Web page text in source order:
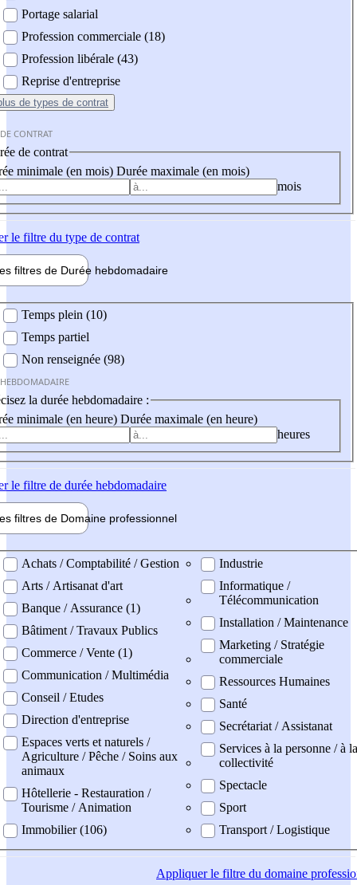
Portage salarial
Profession commerciale (18)
Profession libérale (43)
Reprise d'entreprise
de types de contrat
CONTRAT
de contrat
minimale (en mois) Durée maximale (en mois)
mois
le filtre du type de contrat
filtres de Durée hebdomadaire
Temps plein (10)
Temps partiel
Non renseignée (98)
la durée hebdomadaire :
minimale (en heure) Durée maximale (en heure)
heures
le filtre de durée hebdomadaire
filtres de Domaine professionnel
professionel
Achats / Comptabilité / Gestion
Arts / Artisanat d'art
Banque / Assurance (1)
Bâtiment / Travaux Publics
Commerce / Vente (1)
Communication / Multimédia
Conseil / Etudes
Direction d'entreprise
Espaces verts et naturels /
Agriculture / Pêche / Soins aux
animaux
Hôtellerie - Restauration /
Tourisme / Animation
Immobilier (106)
Industrie
Informatique /
Télécommunication
Installation / Maintenance
Marketing / Stratégie
commerciale
Ressources Humaines
Santé
Secrétariat / Assistanat
Services à la personne / à la
collectivité
Spectacle
Sport
Transport / Logistique
Appliquerle filtre du domaine